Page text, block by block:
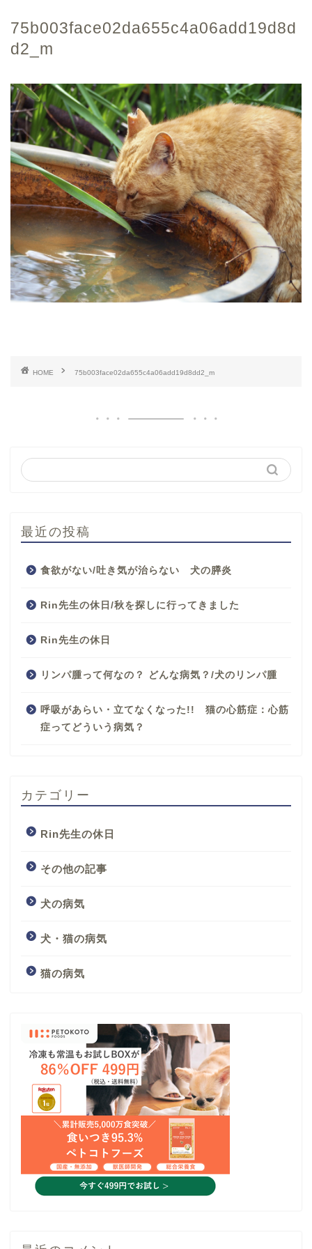
75b003face02da655c4a06add19d8d
d2_m
HOME 75b003face02da655c4a06add19d8dd2_m
最近の投稿
食欲がない/吐き気が治らない 犬の膵炎
Rin先生の休日/秋を探しに行ってきました
Rin先生の休日
リンパ腫って何なの？ どんな病気？/犬のリンパ腫
呼吸があらい・立てなくなった!! 猫の心筋症：心筋
症ってどういう病気？
カテゴリー
Rin先生の休日
その他の記事
犬の病気
犬・猫の病気
猫の病気